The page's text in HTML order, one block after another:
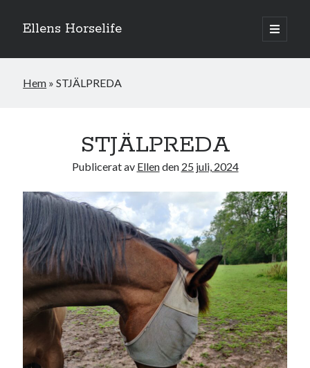
Ellens Horselife
öppna
primär
Sidopanel
Hej och välkomna till min blogg! Jag heter Ellen och är född 1996. På
denna bloggen kan ni följa min resa med hästarna, från ponnytävlingar i
dressyr & hoppning till MSV hopp & dressyr på stor häst.
Sök
Sök
Hem »STJÄLPREDA
STJÄLPREDA
Publicerat av Ellenden 25 juli, 2024